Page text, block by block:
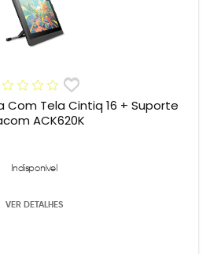
Com Tela Cintiq 16 + Suporte
ACK620K
Indisponível
VER DETALHES